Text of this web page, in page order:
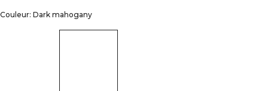
Couleur: Dark mahogany